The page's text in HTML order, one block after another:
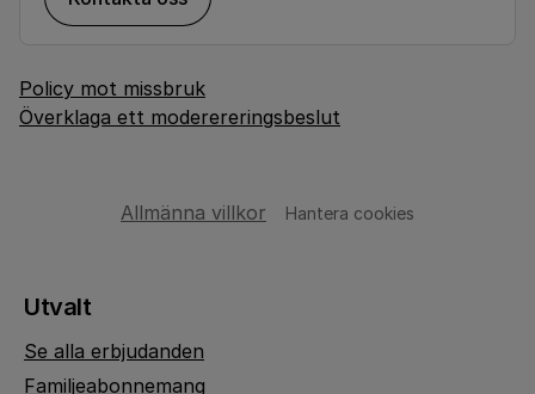
Policy mot missbruk
Överklaga ett moderereringsbeslut
Allmänna villkor Hantera cookies
Utvalt
Se alla erbjudanden
Familjeabonnemang